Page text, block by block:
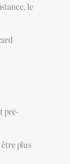
le
pré-
être plus